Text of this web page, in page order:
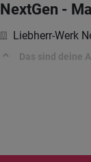
NextGen -
Liebherr-Werk
Das sind deine